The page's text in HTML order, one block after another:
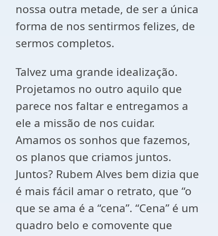
nossa outra metade, de ser a única
forma de nos sentirmos felizes, de
sermos completos.
Talvez uma grande idealização.
Projetamos no outro aquilo que
parece nos faltar e entregamos a
ele a missão de nos cuidar.
Amamos os sonhos que fazemos,
os planos que criamos juntos.
Juntos? Rubem Alves bem dizia que
é mais fácil amar o retrato, que “o
que se ama é a “cena”. “Cena” é um
quadro belo e comovente que